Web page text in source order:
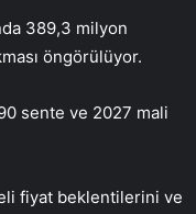
389,3 milyon
öngörülüyor.
sente ve 2027 mali
fiyat beklentilerini ve